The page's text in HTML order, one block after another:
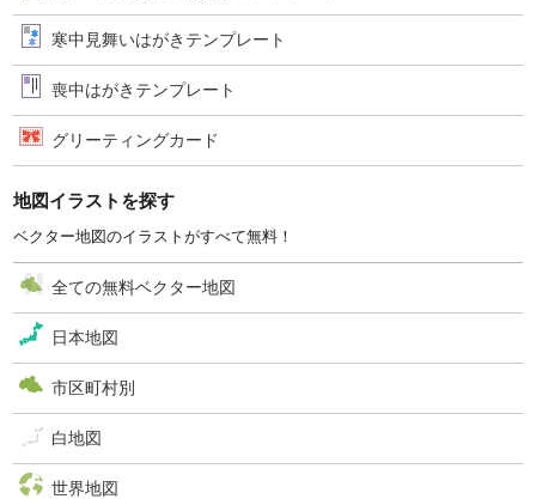
寒中見舞いはがきテンプレート
喪中はがきテンプレート
グリーティングカード
地図イラストを探す
ベクター地図のイラストがすべて無料！
全ての無料ベクター地図
日本地図
市区町村別
白地図
世界地図